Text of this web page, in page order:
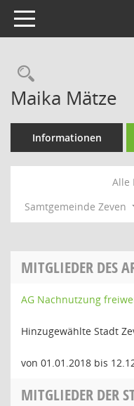
Toggle navigation
Maika Mätze
Informationen
Alle
Samtgemeinde Zeven
MITGLIEDER DES
AG Nachnutzung
Hinzugewählte Stadt
von 01.01.2018 bis
MITGLIEDER DER